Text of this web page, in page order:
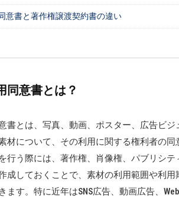
意書と著作権譲渡契約書の違い
同意書とは？
書とは、写真、動画、ポスター、広告ビ
材について、その利用に関する権利者の
行う際には、著作権、肖像権、パブリシ
成しておくことで、素材の利用範囲や利
ます。特に近年はSNS広告、動画広告、